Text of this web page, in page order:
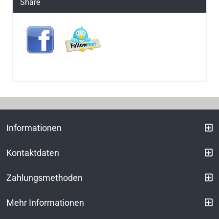
Share
Informationen
Kontaktdaten
Zahlungsmethoden
Mehr Informationen